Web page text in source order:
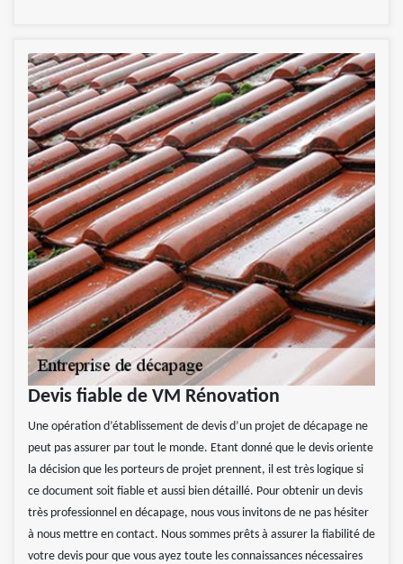
Devis fiable de VM Rénovation
Une opération d’établissement de devis d’un projet de décapage ne
peut pas assurer par tout le monde. Etant donné que le devis oriente
la décision que les porteurs de projet prennent, il est très logique si
ce document soit fiable et aussi bien détaillé. Pour obtenir un devis
très professionnel en décapage, nous vous invitons de ne pas hésiter
à nous mettre en contact. Nous sommes prêts à assurer la fiabilité de
votre devis pour que vous ayez toute les connaissances nécessaires